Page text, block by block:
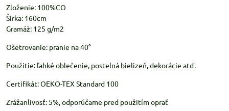
Zloženie: 100%CO
Šírka: 160cm
Gramáž: 125 g/m2
Ošetrovanie: pranie na 40°
Použitie: ľahké oblečenie, postelná bielizeň, dekorácie atď.
Certifikát: OEKO-TEX Standard 100
Zrážanlivosť: 5%, odporúčame pred použitím oprať